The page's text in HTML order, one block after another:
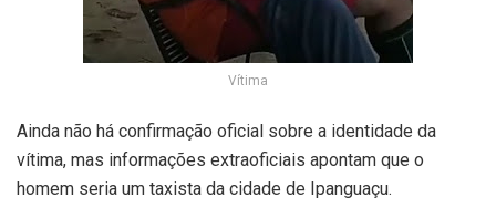
Vítima
Ainda não há confirmação oficial sobre a identidade da
vítima, mas informações extraoficiais apontam que o
homem seria um taxista da cidade de Ipanguaçu.